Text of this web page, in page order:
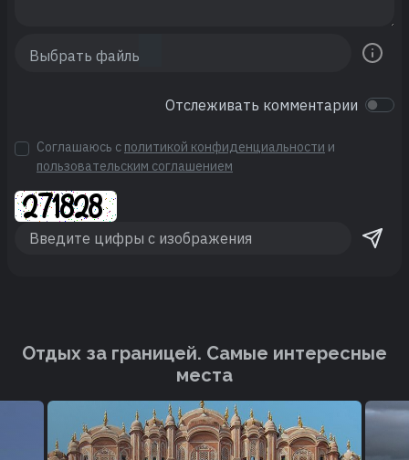
Отслеживать комментарии
Соглашаюсь с политикой конфиденциальности и
пользовательским соглашением
Отдых за границей. Cамые интересные
места